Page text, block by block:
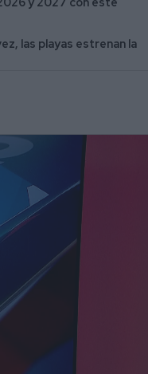
las playas estrenan la